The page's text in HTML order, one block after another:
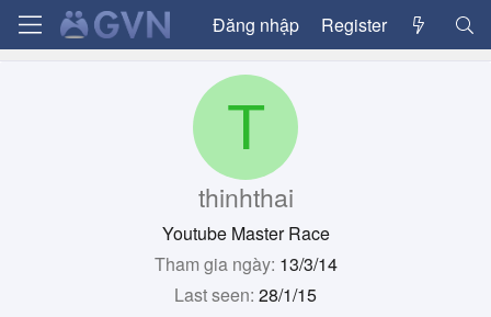
Đăng nhập Register
T
thinhthai
Youtube Master Race
Tham gia ngày 13/3/14
Last seen 28/1/15